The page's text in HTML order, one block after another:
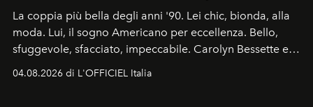
La coppia più bella degli anni '90. Lei chic, bionda, alla
moda. Lui, il sogno Americano per eccellenza. Bello,
sfuggevole, sfacciato, impeccabile. Carolyn Bessette e
04.08.2026 di L'OFFICIEL Italia